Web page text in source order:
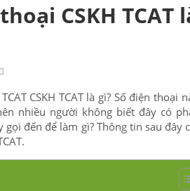
CSKH
TCAT CSKH TCAT là gì? Số điện
nhiều người không biết đây có
gọi đến để làm gì? Thông tin sau đây